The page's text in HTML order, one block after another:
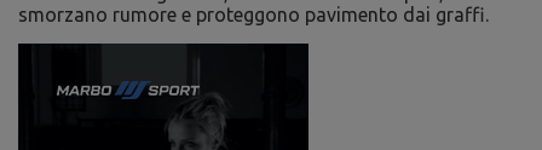
smorzano rumore e proteggono pavimento dai graffi.